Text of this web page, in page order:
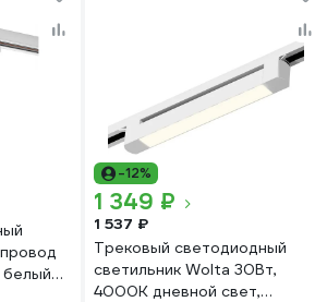
-12%
1 349 ₽
1 537 ₽
Трековый светодиодный
светильник Wolta 30Вт,
4000К дневной свет,